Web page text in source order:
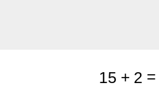
15 + 2 =